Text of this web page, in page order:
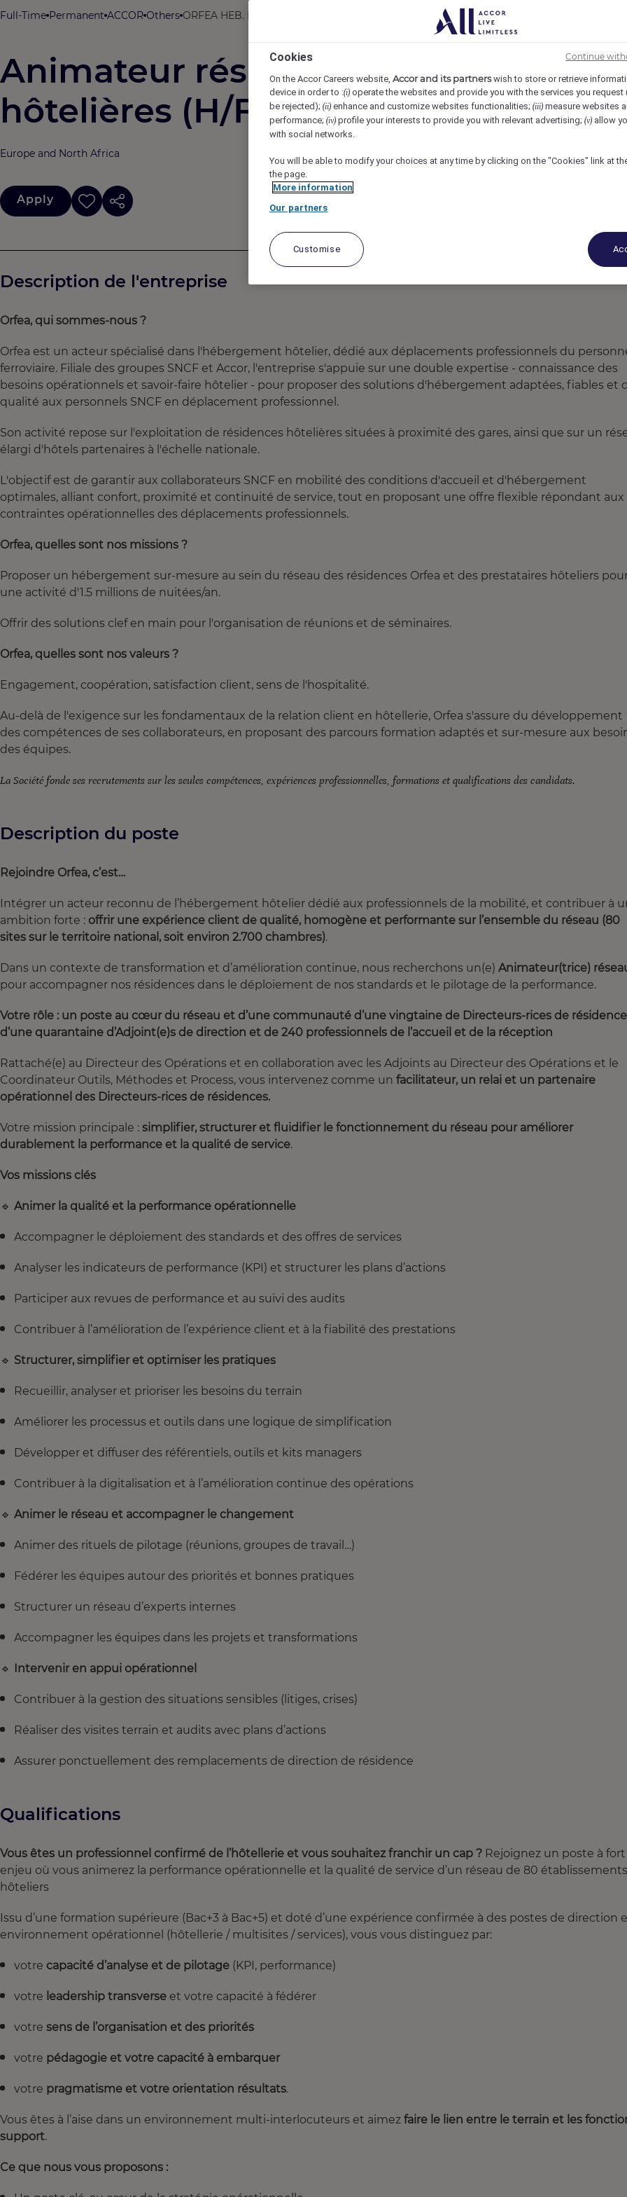
Full-Time Permanent ACCOR Others ORFEA HEB. HOTELS, Paris, France
Animateur réseau résidences
hôtelières (H/F)
Europe and North Africa
Apply
Description de l'entreprise
Orfea, qui sommes-nous ?
Orfea est un acteur spécialisé dans l'hébergement hôtelier, dédié aux déplacements professionnels du
ferroviaire. Filiale des groupes SNCF et Accor, l'entreprise s'appuie sur une double expertise - connaissance des
besoins opérationnels et savoir-faire hôtelier - pour proposer des solutions d'hébergement adaptées, fiables et
qualité aux personnels SNCF en déplacement professionnel.
Son activité repose sur l'exploitation de résidences hôtelières situées à proximité des gares, ainsi que sur un
élargi d'hôtels partenaires à l'échelle nationale.
L'objectif est de garantir aux collaborateurs SNCF en mobilité des conditions d'accueil et d'hébergement
optimales, alliant confort, proximité et continuité de service, tout en proposant une offre flexible répondant aux
contraintes opérationnelles des déplacements professionnels.
Orfea, quelles sont nos missions ?
Proposer un hébergement sur-mesure au sein du réseau des résidences Orfea et des prestataires hôteliers
une activité d'1.5 millions de nuitées/an.
Offrir des solutions clef en main pour l'organisation de réunions et de séminaires.
Orfea, quelles sont nos valeurs ?
Engagement, coopération, satisfaction client, sens de l'hospitalité.
Au-delà de l'exigence sur les fondamentaux de la relation client en hôtellerie, Orfea s'assure du développement
des compétences de ses collaborateurs, en proposant des parcours formation adaptés et sur-mesure aux
des équipes.
La Société fonde ses recrutements sur les seules compétences, expériences professionnelles, formations et qualifications des candidats.
Description du poste
Rejoindre Orfea, c’est…
Intégrer un acteur reconnu de l’hébergement hôtelier dédié aux professionnels de la mobilité, et contribuer à
ambition forte : offrir une expérience client de qualité, homogène et performante sur l’ensemble du réseau (80
sites sur le territoire national, soit environ 2.700 chambres).
Dans un contexte de transformation et d’amélioration continue, nous recherchons un(e) Animateur(trice)
pour accompagner nos résidences dans le déploiement de nos standards et le pilotage de la performance.
Votre rôle : un poste au cœur du réseau et d’une communauté d’une vingtaine de Directeurs-rices de
d’une quarantaine d’Adjoint(e)s de direction et de 240 professionnels de l’accueil et de la réception
Rattaché(e) au Directeur des Opérations et en collaboration avec les Adjoints au Directeur des Opérations et le
Coordinateur Outils, Méthodes et Process, vous intervenez comme un facilitateur, un relai et un partenaire
opérationnel des Directeurs-rices de résidences.
Votre mission principale : simplifier, structurer et fluidifier le fonctionnement du réseau pour améliorer
durablement la performance et la qualité de service.
Vos missions clés
🔹 Animer la qualité et la performance opérationnelle
Accompagner le déploiement des standards et des offres de services
Analyser les indicateurs de performance (KPI) et structurer les plans d’actions
Participer aux revues de performance et au suivi des audits
Contribuer à l’amélioration de l’expérience client et à la fiabilité des prestations
🔹 Structurer, simplifier et optimiser les pratiques
Recueillir, analyser et prioriser les besoins du terrain
Améliorer les processus et outils dans une logique de simplification
Développer et diffuser des référentiels, outils et kits managers
Contribuer à la digitalisation et à l’amélioration continue des opérations
🔹 Animer le réseau et accompagner le changement
Animer des rituels de pilotage (réunions, groupes de travail…)
Fédérer les équipes autour des priorités et bonnes pratiques
Structurer un réseau d’experts internes
Accompagner les équipes dans les projets et transformations
🔹 Intervenir en appui opérationnel
Contribuer à la gestion des situations sensibles (litiges, crises)
Réaliser des visites terrain et audits avec plans d’actions
Assurer ponctuellement des remplacements de direction de résidence
Qualifications
Vous êtes un professionnel confirmé de l’hôtellerie et vous souhaitez franchir un cap ? Rejoignez un poste à fort
enjeu où vous animerez la performance opérationnelle et la qualité de service d’un réseau de 80 établissements
hôteliers
Issu d’une formation supérieure (Bac+3 à Bac+5) et doté d’une expérience confirmée à des postes de direction
environnement opérationnel (hôtellerie / multisites / services), vous vous distinguez par:
votre capacité d’analyse et de pilotage (KPI, performance)
votre leadership transverse et votre capacité à fédérer
votre sens de l’organisation et des priorités
votre pédagogie et votre capacité à embarquer
votre pragmatisme et votre orientation résultats.
Vous êtes à l’aise dans un environnement multi-interlocuteurs et aimez faire le lien entre le terrain et les
support.
Ce que nous vous proposons :
Cookies
On the Accor Careers website, Accor and its partnerswish to store or retrieve
device in order to :(i) operate the websites and provide you with the services you request
be rejected); (ii) enhance and customize websites functionalities; (iii) measure websites
performance; (iv) profile your interests to provide you with relevant advertising; (v) allow
with social networks.
You will be able to modify your choices at any time by clicking on the "Cookies" link at
the page.
More information
Our partners
Customise
Continue